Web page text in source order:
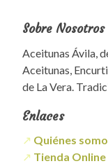
Sobre Nosotros
Aceitunas Ávila,
Aceitunas,
de La Vera.
Enlaces
↗ Quiénes
↗ Tienda Online